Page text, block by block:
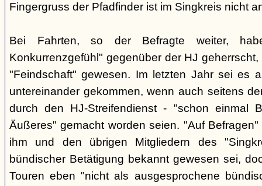
Fingergruss der Pfadfinder ist im Singkreis nicht
Bei Fahrten, so der Befragte weiter,
Konkurrenzgefühl" gegenüber der HJ
"Feindschaft" gewesen. Im letzten Jahr sei es
untereinander gekommen, wenn auch seitens
durch den HJ-Streifendienst - "schon einmal
Äußeres" gemacht worden seien. "Auf
ihm und den übrigen Mitgliedern des
bündischer Betätigung bekannt gewesen sei,
Touren eben "nicht als ausgesprochene